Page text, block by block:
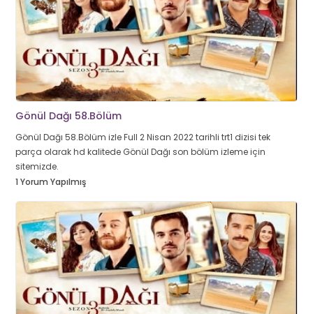
Gönül Dağı 58.Bölüm
Gönül Dağı 58.Bölüm izle Full 2 Nisan 2022 tarihli trt1 dizisi tek
parça olarak hd kalitede Gönül Dağı son bölüm izleme için
sitemizde.
1 Yorum Yapılmış